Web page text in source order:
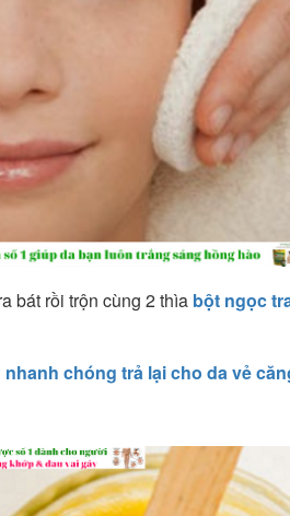
bát rồi trộn cùng 2 thìa bột ngọc
nhanh chóng trả lại cho da vẻ